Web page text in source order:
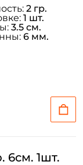
2 гр.
1 шт.
3.5 см.
6 мм.
6см. 1шт.